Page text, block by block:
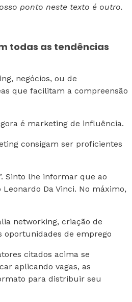
ponto neste texto é outro.
todas as tendências
negócios, ou de
que facilitam a compreensão
é marketing de influência.
consigam ser proficientes
Sinto lhe informar que ao
Da Vinci. No máximo,
networking, criação de
oportunidades de emprego
citados acima se
aplicando vagas, as
para distribuir seu